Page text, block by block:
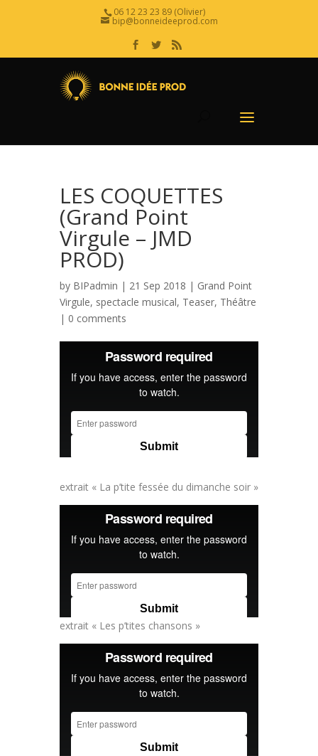
06 12 23 23 89 (Olivier)
bip@bonneideeprod.com
LES COQUETTES
(Grand Point
Virgule – JMD
PROD)
by BIPadmin | 21 Sep 2018 | Grand Point
Virgule, spectacle musical, Teaser, Théâtre
| 0 comments
extrait « La p’tite fessée du dimanche soir »
extrait « Les p’tites chansons »